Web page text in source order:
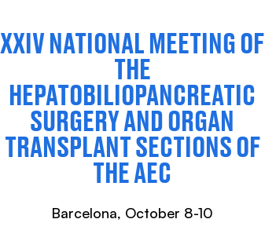
XXIV NATIONAL MEETING OF
THE
HEPATOBILIOPANCREATIC
SURGERY AND ORGAN
TRANSPLANT SECTIONS OF
THE AEC
Barcelona, ​​October 8-10